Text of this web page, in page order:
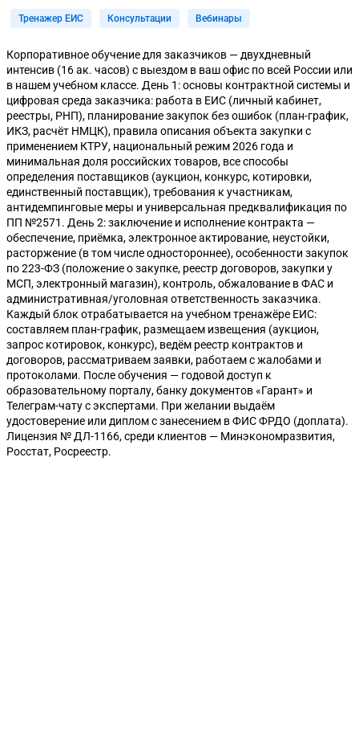
Тренажер ЕИС Консультации Вебинары
Корпоративное обучение для заказчиков — двухдневный
интенсив (16 ак. часов) с выездом в ваш офис по всей России или
в нашем учебном классе. День 1: основы контрактной системы и
цифровая среда заказчика: работа в ЕИС (личный кабинет,
реестры, РНП), планирование закупок без ошибок (план-график,
ИКЗ, расчёт НМЦК), правила описания объекта закупки с
применением КТРУ, национальный режим 2026 года и
минимальная доля российских товаров, все способы
определения поставщиков (аукцион, конкурс, котировки,
единственный поставщик), требования к участникам,
антидемпинговые меры и универсальная предквалификация по
ПП №2571. День 2: заключение и исполнение контракта —
обеспечение, приёмка, электронное актирование, неустойки,
расторжение (в том числе одностороннее), особенности закупок
по 223-ФЗ (положение о закупке, реестр договоров, закупки у
МСП, электронный магазин), контроль, обжалование в ФАС и
административная/уголовная ответственность заказчика.
Каждый блок отрабатывается на учебном тренажёре ЕИС:
составляем план-график, размещаем извещения (аукцион,
запрос котировок, конкурс), ведём реестр контрактов и
договоров, рассматриваем заявки, работаем с жалобами и
протоколами. После обучения — годовой доступ к
образовательному порталу, банку документов «Гарант» и
Телеграм-чату с экспертами. При желании выдаём
удостоверение или диплом с занесением в ФИС ФРДО (доплата).
Лицензия № ДЛ-1166, среди клиентов — Минэкономразвития,
Росстат, Росреестр.